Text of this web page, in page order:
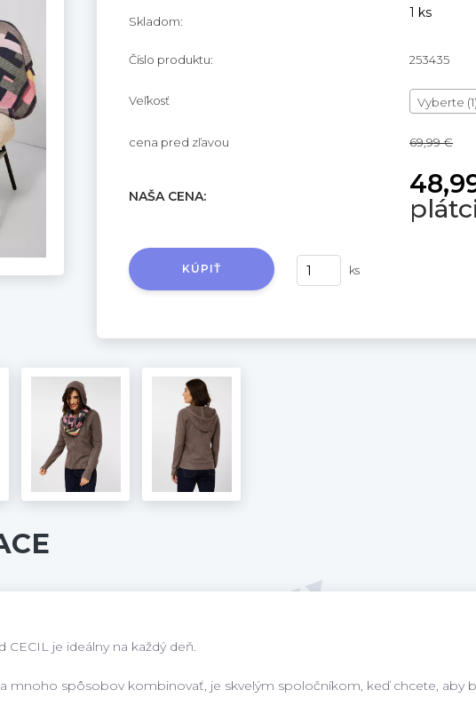
Skladom:
1 ks
Číslo produktu: 253435
Veľkosť Vyberte (1)
cena pred zľavou 69,99 €
NAŠA CENA:
ks
KÚPIŤ
CECIL je ideálny na každý deň.
mnoho spôsobov kombinovať, je skvelým spoločníkom, keď chcete, aby